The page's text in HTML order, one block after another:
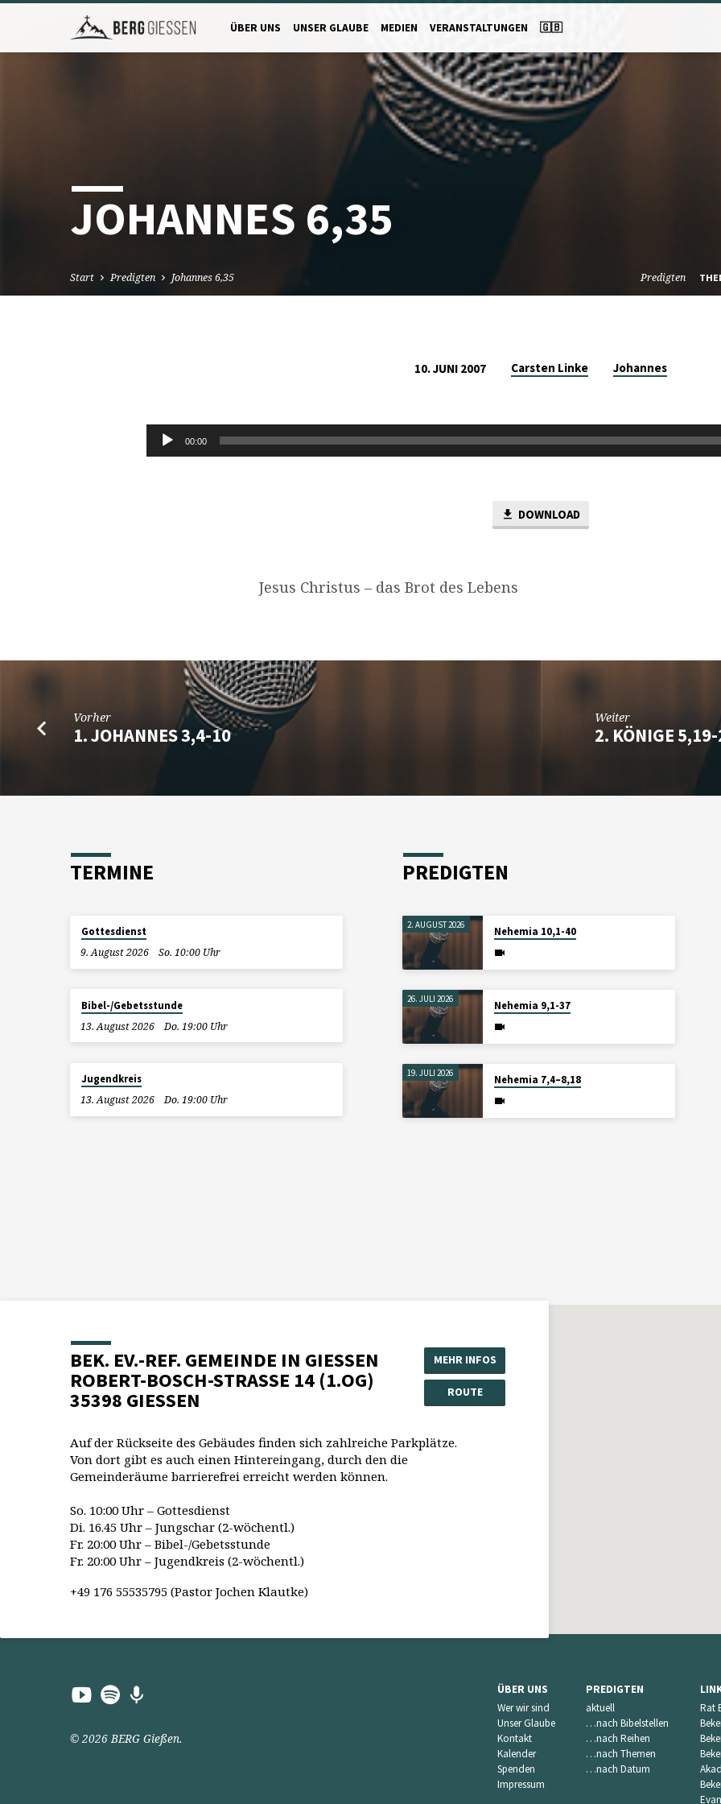
ÜBER UNS UNSER GLAUBE MEDIEN VERANSTALTUNGEN 🇬🇧
JOHANNES 6,35
Start Predigten Johannes 6,35 Predigten
10. JUNI 2007 Carsten Linke Johannes
Audio-
Player
00:00
DOWNLOAD
Jesus Christus – das Brot des Lebens
Vorher
1. JOHANNES 3,4-10
Weiter
2. KÖNIGE
TERMINE
Gottesdienst
9. August 2026
So. 10:00 Uhr
Bibel-/Gebetsstunde
13. August 2026
Do. 19:00 Uhr
Jugendkreis
13. August 2026
Do. 19:00 Uhr
PREDIGTEN
2. AUGUST 2026
Nehemia 10,1-40
26. JULI 2026
Nehemia 9,1-37
19. JULI 2026
Nehemia 7,4–8,18
BEK. EV.-REF. GEMEINDE IN GIESSEN
ROBERT-BOSCH-STRASSE 14 (1.OG)
35398 GIESSEN
MEHR INFOS
ROUTE
Auf der Rückseite des Gebäudes finden sich zahlreiche Parkplätze.
Von dort gibt es auch einen Hintereingang, durch den die
Gemeinderäume barrierefrei erreicht werden können.
So. 10:00 Uhr – Gottesdienst
Di. 16.45 Uhr – Jungschar (2-wöchentl.)
Fr. 20:00 Uhr – Bibel-/Gebetsstunde
Fr. 20:00 Uhr – Jugendkreis (2-wöchentl.)
+49 176 55535795 (Pastor Jochen Klautke)
© 2026 BERG Gießen.
ÜBER UNS
Wer wir sind
Unser Glaube
Kontakt
Kalender
Spenden
Impressum
PREDIGTEN
aktuell
…nach Bibelstellen
…nach Reihen
…nach Themen
…nach Datum
Rat